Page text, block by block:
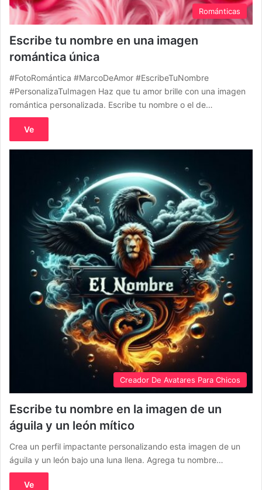
Románticas
Escribe tu nombre en una imagen
romántica única
#FotoRomántica #MarcoDeAmor #EscribeTuNombre
#PersonalizaTuImagen Haz que tu amor brille con una imagen
romántica personalizada. Escribe tu nombre o el de…
Ve
Creador De Avatares Para Chicos
Escribe tu nombre en la imagen de un
águila y un león mítico
Crea un perfil impactante personalizando esta imagen de un
águila y un león bajo una luna llena. Agrega tu nombre…
Ve